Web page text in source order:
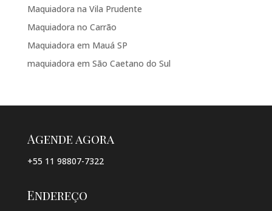
Maquiadora na Vila Prudente
Maquiadora no Carrão
Maquiadora em Mauá SP
maquiadora em São Caetano do Sul
Agende agora
+55 11 98807-7322
Endereço